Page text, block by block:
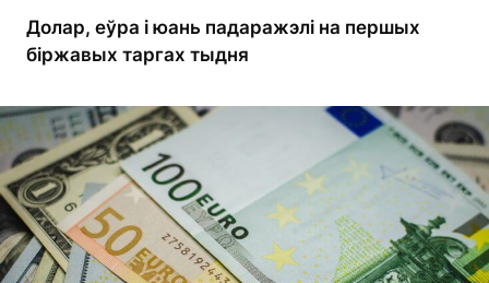
Долар, еўра і юань падаражэлі на першых
біржавых таргах тыдня